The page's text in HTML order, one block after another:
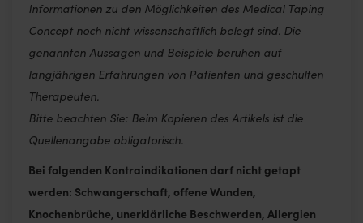
Informationen zu den Möglichkeiten des Medical Taping
Concept noch nicht wissenschaftlich belegt sind. Die
genannten Aussagen und Beispiele beruhen auf
langjährigen Erfahrungen von Patienten und geschulten
Therapeuten.
Bitte beachten Sie: Beim Kopieren des Artikels ist die
Quellenangabe obligatorisch.
Bei folgenden Kontraindikationen darf nicht getapt
werden: Schwangerschaft, offene Wunden,
Knochenbrüche, unerklärliche Beschwerden, Allergien